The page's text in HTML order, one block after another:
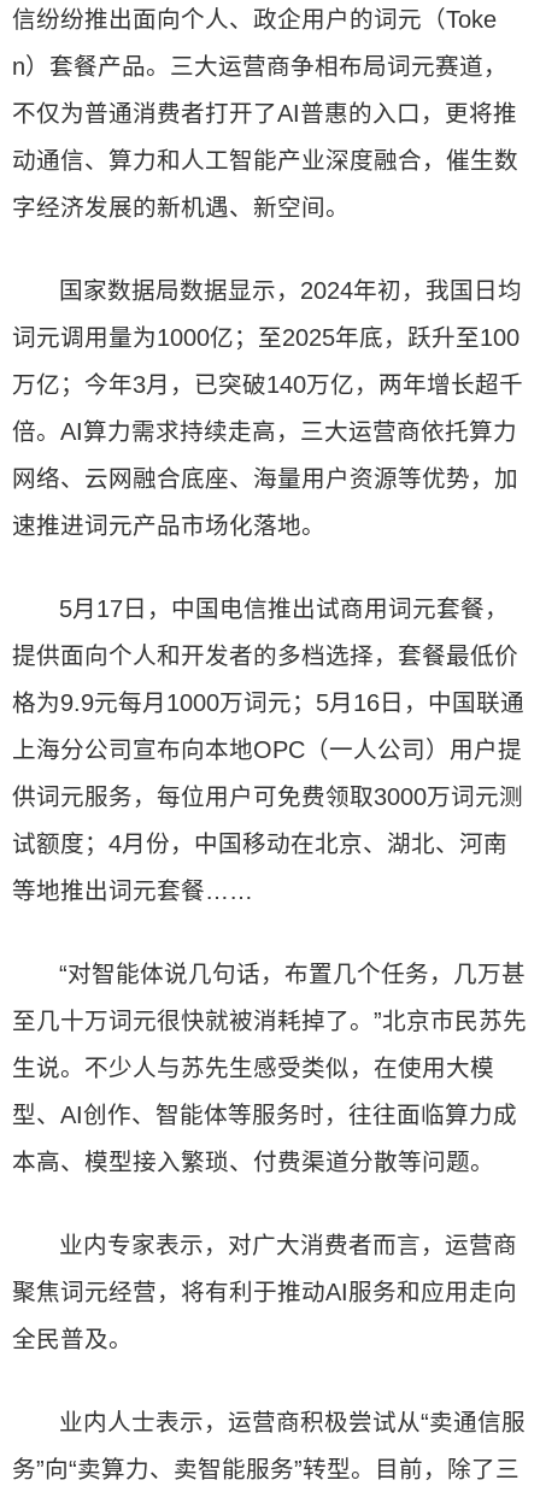
信纷纷推出面向个人、政企用户的词元（Toke
n）套餐产品。三大运营商争相布局词元赛道，
不仅为普通消费者打开了AI普惠的入口，更将推
动通信、算力和人工智能产业深度融合，催生数
字经济发展的新机遇、新空间。
国家数据局数据显示，2024年初，我国日均
词元调用量为1000亿；至2025年底，跃升至100
万亿；今年3月，已突破140万亿，两年增长超千
倍。AI算力需求持续走高，三大运营商依托算力
网络、云网融合底座、海量用户资源等优势，加
速推进词元产品市场化落地。
5月17日，中国电信推出试商用词元套餐，
提供面向个人和开发者的多档选择，套餐最低价
格为9.9元每月1000万词元；5月16日，中国联通
上海分公司宣布向本地OPC（一人公司）用户提
供词元服务，每位用户可免费领取3000万词元测
试额度；4月份，中国移动在北京、湖北、河南
等地推出词元套餐……
“对智能体说几句话，布置几个任务，几万甚
至几十万词元很快就被消耗掉了。”北京市民苏先
生说。不少人与苏先生感受类似，在使用大模
型、AI创作、智能体等服务时，往往面临算力成
本高、模型接入繁琐、付费渠道分散等问题。
业内专家表示，对广大消费者而言，运营商
聚焦词元经营，将有利于推动AI服务和应用走向
全民普及。
业内人士表示，运营商积极尝试从“卖通信服
务”向“卖算力、卖智能服务”转型。目前，除了三